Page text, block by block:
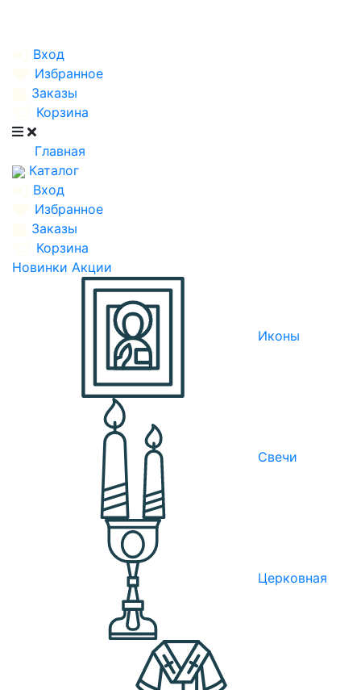
Вход
Избранное
Заказы
Корзина
Главная
Каталог
Вход
Избранное
Заказы
Корзина
Новинки Акции
Иконы
Свечи
Церковная